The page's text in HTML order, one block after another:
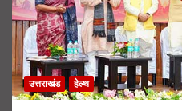
उत्तराखंड हेल्थ